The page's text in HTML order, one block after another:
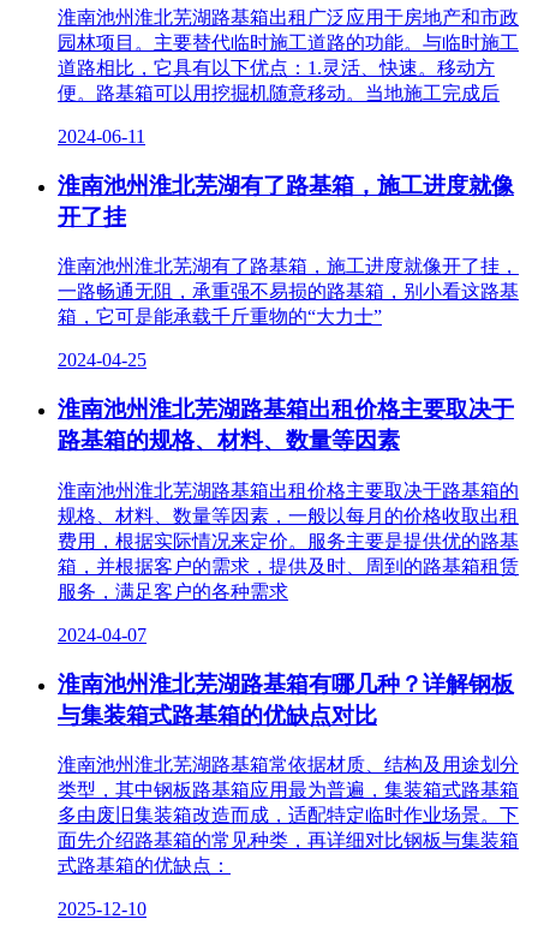
淮南池州淮北芜湖路基箱出租广泛应用于房地产和市政
园林项目。主要替代临时施工道路的功能。与临时施工
道路相比，它具有以下优点：1.灵活、快速。移动方
便。路基箱可以用挖掘机随意移动。当地施工完成后
2024-06-11
淮南池州淮北芜湖有了路基箱，施工进度就像
开了挂
淮南池州淮北芜湖有了路基箱，施工进度就像开了挂，
一路畅通无阻，承重强不易损的路基箱，别小看这路基
箱，它可是能承载千斤重物的“大力士”
2024-04-25
淮南池州淮北芜湖路基箱出租价格主要取决于
路基箱的规格、材料、数量等因素
淮南池州淮北芜湖路基箱出租价格主要取决于路基箱的
规格、材料、数量等因素，一般以每月的价格收取出租
费用，根据实际情况来定价。服务主要是提供优的路基
箱，并根据客户的需求，提供及时、周到的路基箱租赁
服务，满足客户的各种需求
2024-04-07
淮南池州淮北芜湖路基箱有哪几种？详解钢板
与集装箱式路基箱的优缺点对比
淮南池州淮北芜湖路基箱常依据材质、结构及用途划分
类型，其中钢板路基箱应用最为普遍，集装箱式路基箱
多由废旧集装箱改造而成，适配特定临时作业场景。下
面先介绍路基箱的常见种类，再详细对比钢板与集装箱
式路基箱的优缺点：
2025-12-10